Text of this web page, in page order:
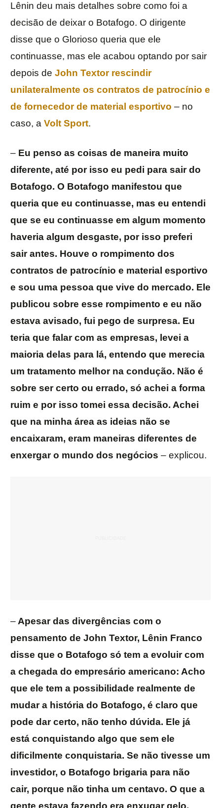
Lênin deu mais detalhes sobre como foi a
decisão de deixar o Botafogo. O dirigente
disse que o Glorioso queria que ele
continuasse, mas ele acabou optando por sair
depois de John Textor rescindir
unilateralmente os contratos de patrocínio e
de fornecedor de material esportivo – no
caso, a Volt Sport.
– Eu penso as coisas de maneira muito
diferente, até por isso eu pedi para sair do
Botafogo. O Botafogo manifestou que
queria que eu continuasse, mas eu entendi
que se eu continuasse em algum momento
haveria algum desgaste, por isso preferi
sair antes. Houve o rompimento dos
contratos de patrocínio e material esportivo
e sou uma pessoa que vive do mercado. Ele
publicou sobre esse rompimento e eu não
estava avisado, fui pego de surpresa. Eu
teria que falar com as empresas, levei a
maioria delas para lá, entendo que merecia
um tratamento melhor na condução. Não é
sobre ser certo ou errado, só achei a forma
ruim e por isso tomei essa decisão. Achei
que na minha área as ideias não se
encaixaram, eram maneiras diferentes de
enxergar o mundo dos negócios – explicou.
–Apesar das divergências com o
pensamento de John Textor, Lênin Franco
disse que o Botafogo só tem a evoluir com
a chegada do empresário americano: Acho
que ele tem a possibilidade realmente de
mudar a história do Botafogo, é claro que
pode dar certo, não tenho dúvida. Ele já
está conquistando algo que sem ele
dificilmente conquistaria. Se não tivesse um
investidor, o Botafogo brigaria para não
cair, porque não tinha um centavo. O que a